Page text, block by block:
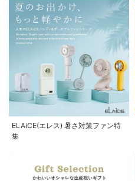
ELAiCE(エレス) 暑さ対策ファン特
集